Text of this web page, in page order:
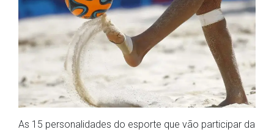
As 15 personalidades do esporte que vão participar da